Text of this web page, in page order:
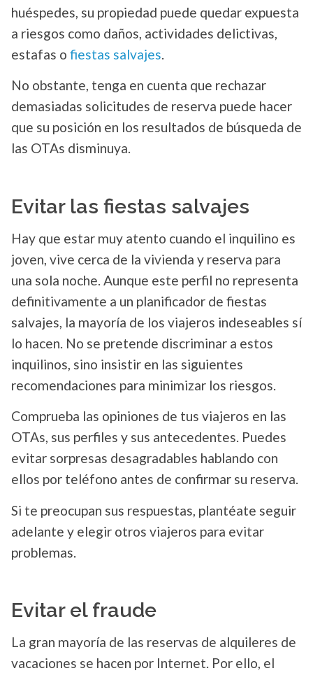
huéspedes, su propiedad puede quedar expuesta
a riesgos como daños, actividades delictivas,
estafas o fiestas salvajes.
No obstante, tenga en cuenta que rechazar
demasiadas solicitudes de reserva puede hacer
que su posición en los resultados de búsqueda de
las OTAs disminuya.
Evitar las fiestas salvajes
Hay que estar muy atento cuando el inquilino es
joven, vive cerca de la vivienda y reserva para
una sola noche. Aunque este perfil no representa
definitivamente a un planificador de fiestas
salvajes, la mayoría de los viajeros indeseables sí
lo hacen. No se pretende discriminar a estos
inquilinos, sino insistir en las siguientes
recomendaciones para minimizar los riesgos.
Comprueba las opiniones de tus viajeros en las
OTAs, sus perfiles y sus antecedentes. Puedes
evitar sorpresas desagradables hablando con
ellos por teléfono antes de confirmar su reserva.
Si te preocupan sus respuestas, plantéate seguir
adelante y elegir otros viajeros para evitar
problemas.
Evitar el fraude
La gran mayoría de las reservas de alquileres de
vacaciones se hacen por Internet. Por ello, el